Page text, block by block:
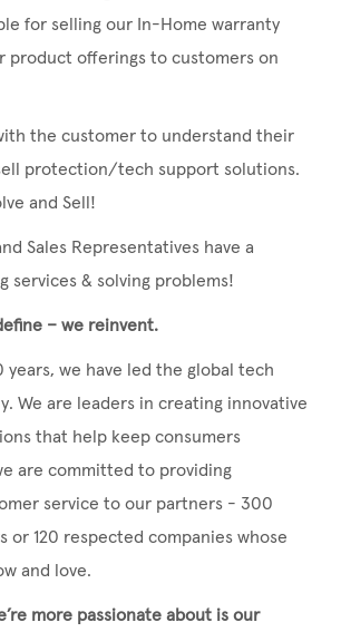
for selling our In-Home warranty
product offerings to customers on
the customer to understand their
protection/tech support solutions.
and Sell!
Sales Representatives have a
services & solving problems!
– we reinvent.
years, we have led the global tech
We are leaders in creating innovative
that help keep consumers
are committed to providing
service to our partners - 300
or 120 respected companies whose
and love.
more passionate about is our